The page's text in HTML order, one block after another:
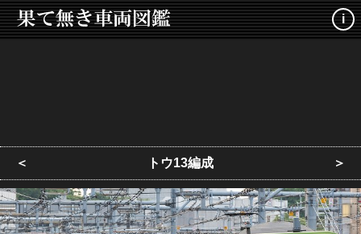
i
＜ トウ13編成 ＞